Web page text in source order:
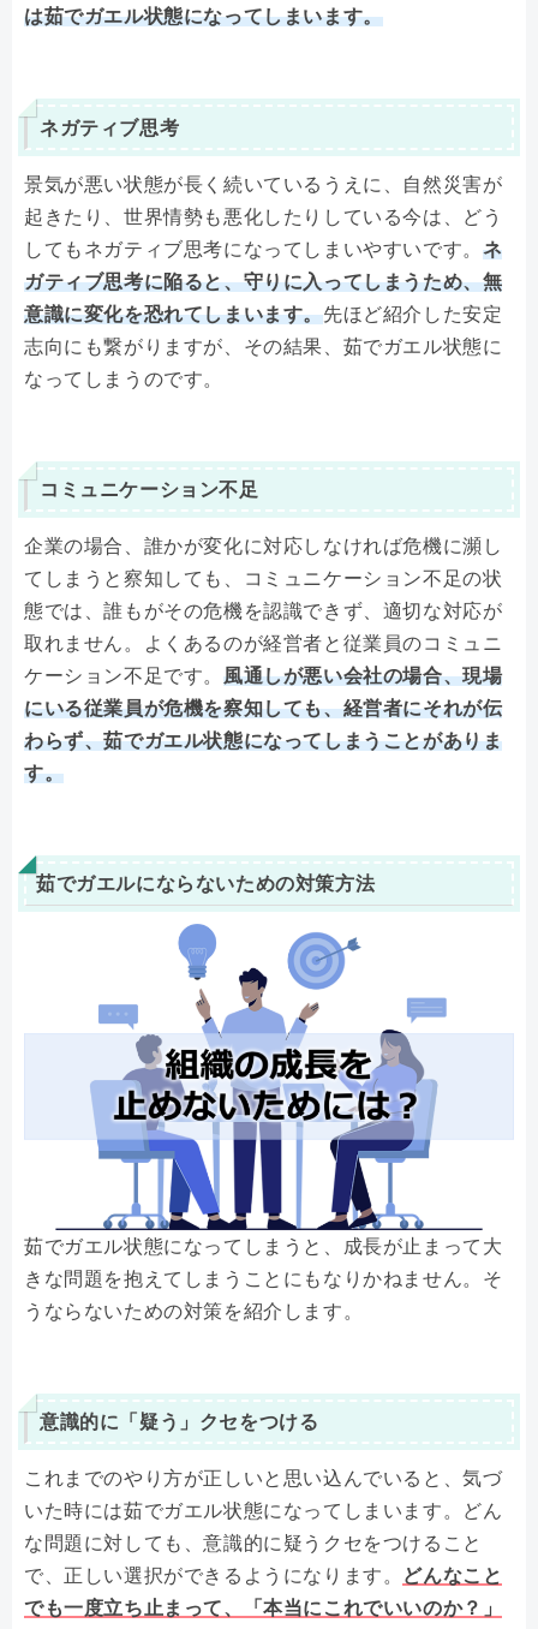
は茹でガエル状態になってしまいます。
ネガティブ思考
景気が悪い状態が長く続いているうえに、自然災害が
起きたり、世界情勢も悪化したりしている今は、どう
してもネガティブ思考になってしまいやすいです。 ネ
ガティブ思考に陥ると、守りに入ってしまうため、無
意識に変化を恐れてしまいます。先ほど紹介した安定
志向にも繋がりますが、その結果、茹でガエル状態に
なってしまうのです。
コミュニケーション不足
企業の場合、誰かが変化に対応しなければ危機に瀕し
てしまうと察知しても、コミュニケーション不足の状
態では、誰もがその危機を認識できず、適切な対応が
取れません。よくあるのが経営者と従業員のコミュニ
ケーション不足です。 風通しが悪い会社の場合、現場
にいる従業員が危機を察知しても、経営者にそれが伝
わらず、茹でガエル状態になってしまうことがありま
す。
茹でガエルにならないための対策方法
茹でガエル状態になってしまうと、成長が止まって大
きな問題を抱えてしまうことにもなりかねません。そ
うならないための対策を紹介します。
意識的に「疑う」クセをつける
これまでのやり方が正しいと思い込んでいると、気づ
いた時には茹でガエル状態になってしまいます。どん
な問題に対しても、意識的に疑うクセをつけること
で、正しい選択ができるようになります。 どんなこと
でも一度立ち止まって、「本当にこれでいいのか？」